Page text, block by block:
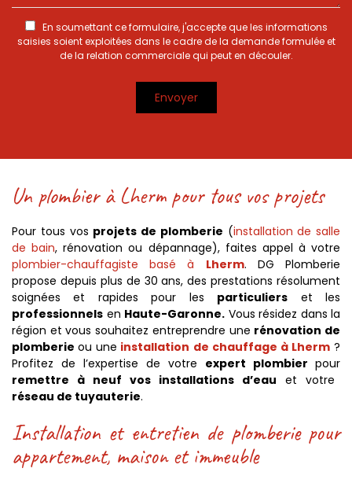
En soumettant ce formulaire, j'accepte que les informations
saisies soient exploitées dans le cadre de la demande formulée et
de la relation commerciale qui peut en découler.
Un plombier à Lherm pour tous vos projets
Pour tous vos projets de plomberie (installation de salle
de bain, rénovation ou dépannage), faites appel à votre
plombier-chauffagiste basé à Lherm. DG Plomberie
propose depuis plus de 30 ans, des prestations résolument
soignées et rapides pour les particuliers et les
professionnels en Haute-Garonne. Vous résidez dans la
région et vous souhaitez entreprendre une rénovation de
plomberieou une installation de chauffage à Lherm?
Profitez de l’expertise de votre expert plombier pour
remettre à neuf vos installations d’eau et votre
réseau de tuyauterie.
Installation et entretien de plomberie pour
appartement, maison et immeuble